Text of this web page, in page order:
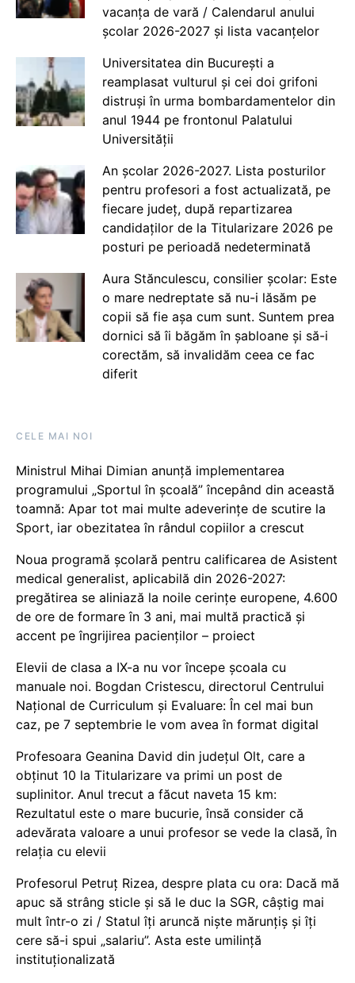
vacanța de vară / Calendarul anului
școlar 2026-2027 și lista vacanțelor
Universitatea din București a
reamplasat vulturul și cei doi grifoni
distruși în urma bombardamentelor din
anul 1944 pe frontonul Palatului
Universității
An școlar 2026-2027. Lista posturilor
pentru profesori a fost actualizată, pe
fiecare județ, după repartizarea
candidaților de la Titularizare 2026 pe
posturi pe perioadă nedeterminată
Aura Stănculescu, consilier școlar: Este
o mare nedreptate să nu-i lăsăm pe
copii să fie așa cum sunt. Suntem prea
dornici să îi băgăm în șabloane și să-i
corectăm, să invalidăm ceea ce fac
diferit
CELE MAI NOI
Ministrul Mihai Dimian anunță implementarea
programului „Sportul în școală” începând din această
toamnă: Apar tot mai multe adeverințe de scutire la
Sport, iar obezitatea în rândul copiilor a crescut
Noua programă școlară pentru calificarea de Asistent
medical generalist, aplicabilă din 2026-2027:
pregătirea se aliniază la noile cerințe europene, 4.600
de ore de formare în 3 ani, mai multă practică și
accent pe îngrijirea pacienților – proiect
Elevii de clasa a IX-a nu vor începe școala cu
manuale noi. Bogdan Cristescu, directorul Centrului
Național de Curriculum și Evaluare: În cel mai bun
caz, pe 7 septembrie le vom avea în format digital
Profesoara Geanina David din județul Olt, care a
obținut 10 la Titularizare va primi un post de
suplinitor. Anul trecut a făcut naveta 15 km:
Rezultatul este o mare bucurie, însă consider că
adevărata valoare a unui profesor se vede la clasă, în
relația cu elevii
Profesorul Petruț Rizea, despre plata cu ora: Dacă mă
apuc să strâng sticle și să le duc la SGR, câștig mai
mult într-o zi / Statul îți aruncă niște mărunțiș și îți
cere să-i spui „salariu”. Asta este umilință
instituționalizată